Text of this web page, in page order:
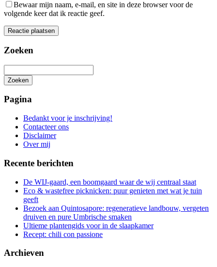
Bewaar mijn naam, e-mail, en site in deze browser voor de
volgende keer dat ik reactie geef.
Zoeken
Zoeken
zoeken
Pagina
Bedankt voor je inschrijving!
Contacteer ons
Disclaimer
Over mij
Recente berichten
De WIJ-gaard, een boomgaard waar de wij centraal staat
Eco & wastefree picknicken: puur genieten met wat je tuin
geeft
Bezoek aan Quintosapore: regeneratieve landbouw, vergeten
druiven en pure Umbrische smaken
Ultieme plantengids voor in de slaapkamer
Recept: chili con passione
Archieven